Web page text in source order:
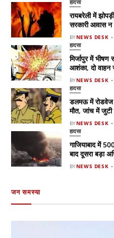
हादसा
रायबरेली में
सरकारी आवास
BYNEWS DESK
हादसा
मिर्जापुर में
आशंका, दो
BYNEWS DESK
हादसा
डलमऊ में रोडवेज
मौत, जांच में जुटी
BYNEWS DESK
हादसा
गाजियाबाद में
बाद दूसरा बड़ा
BYNEWS DESK
जन समस्या